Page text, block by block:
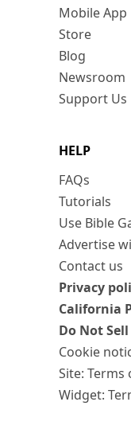
Mobile App
Store
Blog
Newsroom
Support Us
HELP
FAQs
Tutorials
Use Bible
Advertise
Contact us
Privacy
California
Do Not
Cookie
Site: Terms
Widget: